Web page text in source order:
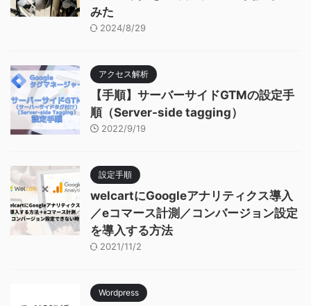
みた
2024/8/29
アクセス解析
【手順】サーバーサイドGTMの設定手
順（Server-side tagging）
2022/9/19
設定手順
welcartにGoogleアナリティクス導入
／eコマース計測／コンバージョン設定
を導入する方法
2021/11/2
Wordpress